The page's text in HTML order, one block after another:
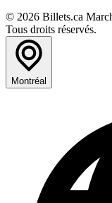
© 2026 Billets.ca
Tous droits réservés.
Montréal